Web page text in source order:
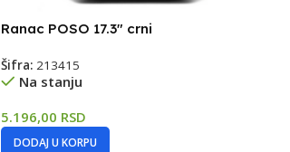
Ranac POSO 17.3″ crni
Šifra:213415
Na stanju
5.196,00 RSD
DODAJ U KORPU